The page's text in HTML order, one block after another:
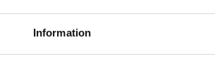
Information
sidkanalstyp.
inbyggd i ett robust och ljudisolerat
för enkel åtkomst vid underhåll och
där all automatik för tömning av